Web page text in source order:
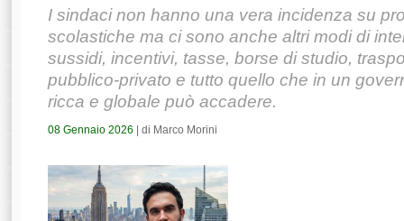
I sindaci non hanno una vera incidenza su
scolastiche ma ci sono anche altri modi di
sussidi, incentivi, tasse, borse di studio,
pubblico-privato e tutto quello che in un
ricca e globale può accadere.
08 Gennaio 2026 | di Marco Morini